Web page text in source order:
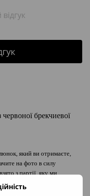
брекчиевої
який ви отримаєте,
на фото в силу
з партії, яку ми
власна. Камені-Маркет
каменю